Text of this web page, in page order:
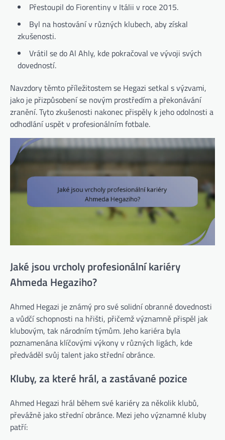
Přestoupil do Fiorentiny v Itálii v roce 2015.
Byl na hostování v různých klubech, aby získal
zkušenosti.
Vrátil se do Al Ahly, kde pokračoval ve vývoji svých
dovedností.
Navzdory těmto příležitostem se Hegazi setkal s výzvami,
jako je přizpůsobení se novým prostředím a překonávání
zranění. Tyto zkušenosti nakonec přispěly k jeho odolnosti a
odhodlání uspět v profesionálním fotbale.
Jaké jsou vrcholy profesionální kariéry
Ahmeda Hegaziho?
Ahmed Hegazi je známý pro své solidní obranné dovednosti
a vůdčí schopnosti na hřišti, přičemž významně přispěl jak
klubovým, tak národním týmům. Jeho kariéra byla
poznamenána klíčovými výkony v různých ligách, kde
předváděl svůj talent jako střední obránce.
Kluby, za které hrál, a zastávané pozice
Ahmed Hegazi hrál během své kariéry za několik klubů,
převážně jako střední obránce. Mezi jeho významné kluby
patří: